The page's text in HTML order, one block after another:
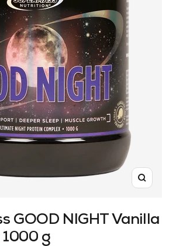
GOOD NIGHT Vanilla
g